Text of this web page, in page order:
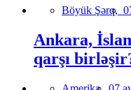
Böyük Şərq,
Ankara,
qarşı